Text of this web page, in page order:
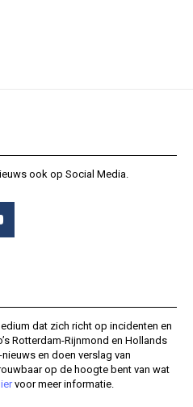
ook op Social Media.
dat zich richt op incidenten en
Rotterdam-Rijnmond en Hollands
en doen verslag van
op de hoogte bent van wat
voor meer informatie.